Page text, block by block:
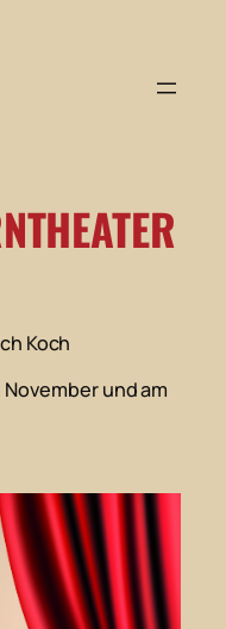
Koch
und am